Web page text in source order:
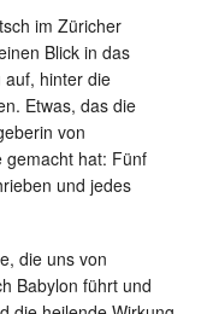
im Züricher
Blick in das
hinter die
Etwas, das die
von
gemacht hat: Fünf
und jedes
die uns von
Babylon führt und